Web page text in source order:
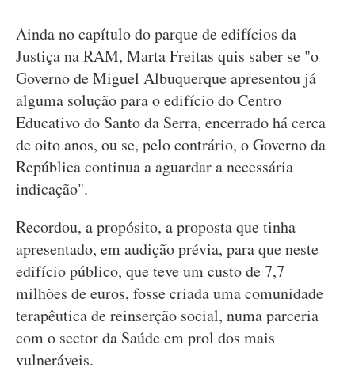
Ainda no capítulo do parque de edifícios da
Justiça na RAM, Marta Freitas quis saber se "o
Governo de Miguel Albuquerque apresentou já
alguma solução para o edifício do Centro
Educativo do Santo da Serra, encerrado há cerca
de oito anos, ou se, pelo contrário, o Governo da
República continua a aguardar a necessária
indicação".
Recordou, a propósito, a proposta que tinha
apresentado, em audição prévia, para que neste
edifício público, que teve um custo de 7,7
milhões de euros, fosse criada uma comunidade
terapêutica de reinserção social, numa parceria
com o sector da Saúde em prol dos mais
vulneráveis.